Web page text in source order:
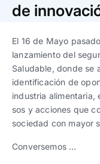
Trabaja con
Ver todo
Ver todas
Ver todas
progresivos
Ver todos
de
El 16 de Mayo
lanzamiento del
Saludable, donde se
identificación de
industria
sos y acciones que
sociedad con mayor
Conversemos …